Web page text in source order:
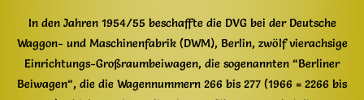
In den Jahren 1954/55 beschaffte die DVG bei der Deutsche
Waggon- und Maschinenfabrik (DWM), Berlin, zwölf vierachsige
Einrichtungs-Großraumbeiwagen, die sogenannten “Berliner
Beiwagen“, die die Wagennummern 266 bis 277 (1966 = 2266 bis